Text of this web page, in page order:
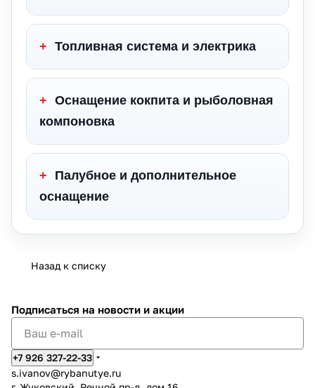
+ Топливная система и электрика
+ Оснащение кокпита и рыболовная
компоновка
+
Палубное и дополнительное
оснащение
Назад к списку
Подписаться на новости и акции
+7 926 327-22-33
s.ivanov@rybanutye.ru